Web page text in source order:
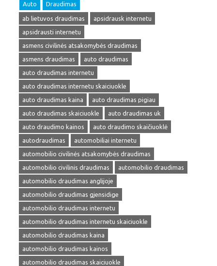
Auto Draudimas
ab lietuvos draudimas
apsidrausk internetu
apsidrausti internetu
asmens civilinės atsakomybės draudimas
asmens draudimas
auto draudimas
auto draudimas internetu
auto draudimas internetu skaiciuokle
auto draudimas kaina
auto draudimas pigiau
auto draudimas skaiciuokle
auto draudimas uk
auto draudimo kainos
auto draudimo skaičiuoklė
autodraudimas
automobiliai internetu
automobilio civilinės atsakomybės draudimas
automobilio civilinis draudimas
automobilio draudimas
automobilio draudimas anglijoje
automobilio draudimas gjensidige
automobilio draudimas internetu
automobilio draudimas internetu skaiciuokle
automobilio draudimas kaina
automobilio draudimas kainos
automobilio draudimas skaiciuokle